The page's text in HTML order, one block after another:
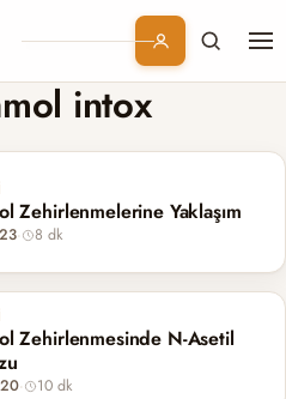
Branşlar
Konular
Kurumsal
Abonelik
intox
Zehirlenmelerine Yaklaşım
· 8 dk
Zehirlenmesinde N-Asetil
· 10 dk